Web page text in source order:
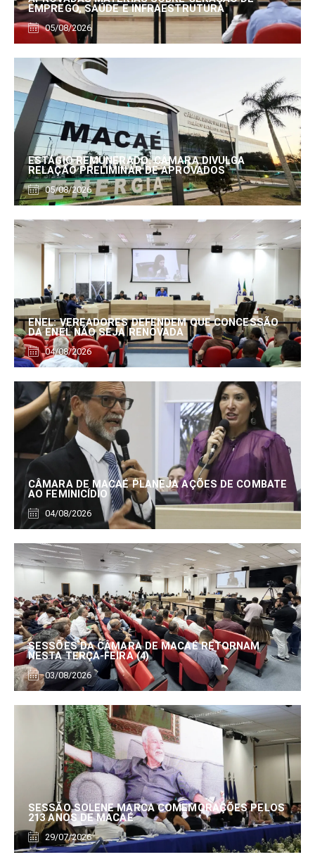
EMPREGO, SAÚDE E INFRAESTRUTURA
05/08/2026
ESTÁGIO REMUNERADO: CÂMARA DIVULGA
RELAÇÃO PRELIMINAR DE APROVADOS
05/08/2026
ENEL: VEREADORES DEFENDEM QUE CONCESSÃO
DA ENEL NÃO SEJA RENOVADA
04/08/2026
CÂMARA DE MACAÉ PLANEJA AÇÕES DE COMBATE
AO FEMINICÍDIO
04/08/2026
SESSÕES DA CÂMARA DE MACAÉ RETORNAM
NESTA TERÇA-FEIRA (4)
03/08/2026
SESSÃO SOLENE MARCA COMEMORAÇÕES PELOS
213 ANOS DE MACAÉ
29/07/2026